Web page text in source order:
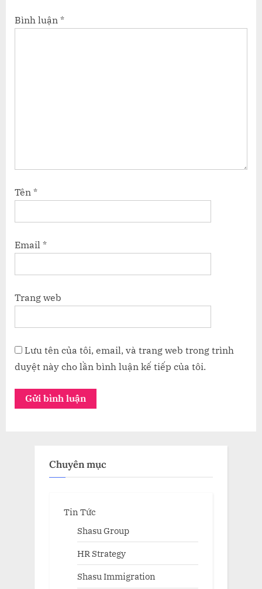
Bình luận *
Tên *
Email *
Trang web
Lưu tên của tôi, email, và trang web trong trình
duyệt này cho lần bình luận kế tiếp của tôi.
Chuyên mục
Tin Tức
Shasu Group
HR Strategy
Shasu Immigration